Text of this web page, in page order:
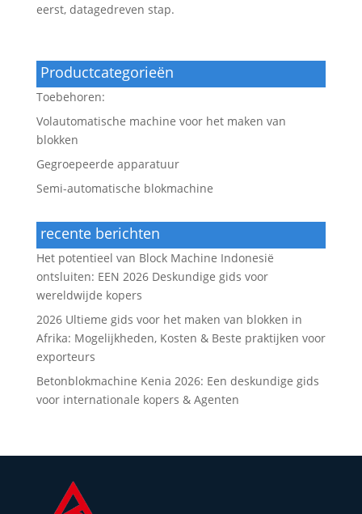
eerst, datagedreven stap.
Productcategorieën
Toebehoren:
Volautomatische machine voor het maken van
blokken
Gegroepeerde apparatuur
Semi-automatische blokmachine
recente berichten
Het potentieel van Block Machine Indonesië
ontsluiten: EEN 2026 Deskundige gids voor
wereldwijde kopers
2026 Ultieme gids voor het maken van blokken in
Afrika: Mogelijkheden, Kosten & Beste praktijken voor
exporteurs
Betonblokmachine Kenia 2026: Een deskundige gids
voor internationale kopers & Agenten